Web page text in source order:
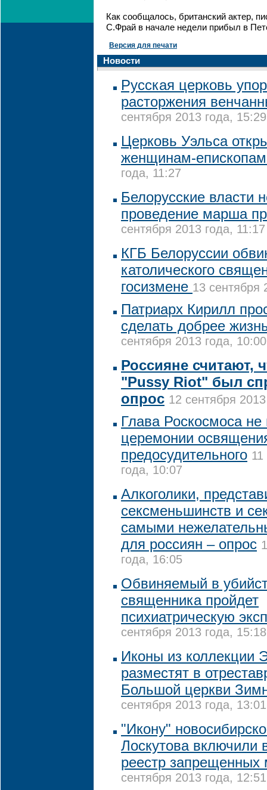
Как сообщалось, британский актер,
С.Фрай в начале недели прибыл в
Версия для печати
Новости
Русская церковь
расторжения
сентября 2013 года, 15:29
Церковь Уэльса
женщинам-
года, 11:27
Белорусские власти
проведение марша
сентября 2013 года, 11:17
КГБ Белоруссии
католического
госизмене 13 сентября
Патриарх Кирилл
сделать добрее
сентября 2013 года, 10:00
Россияне считают,
"Pussy Riot" был
опрос 12 сентября
Глава Роскосмоса не
церемонии
предосудительного
года, 10:07
Алкоголики,
сексменьшинств и
самыми
для россиян – опрос
года, 16:05
Обвиняемый в
священника пройдет
психиатрическую
сентября 2013 года, 15:18
Иконы из коллекции
разместят в
Большой церкви
сентября 2013 года, 13:01
"Икону"
Лоскутова включили
реестр запрещенных
сентября 2013 года, 12:51